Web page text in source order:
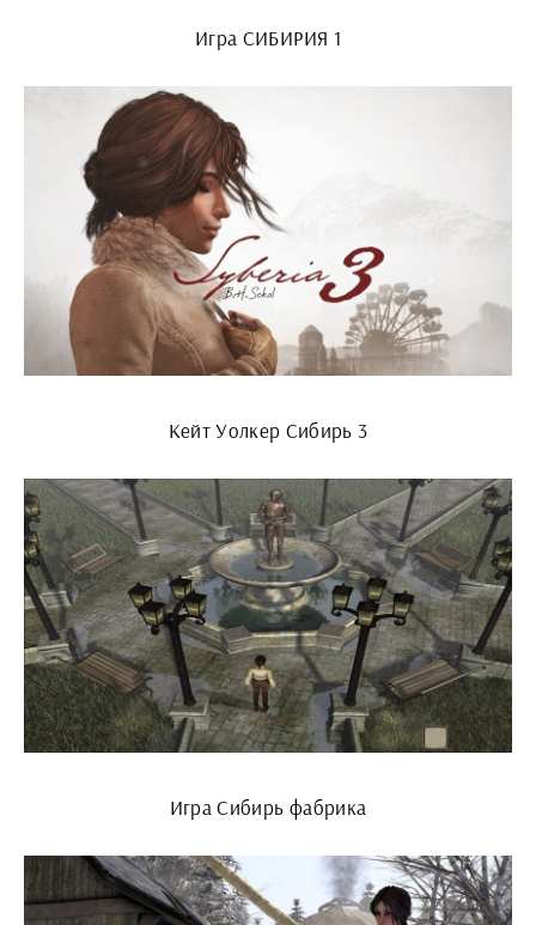
Игра СИБИРИЯ 1
Кейт Уолкер Сибирь 3
Игра Сибирь фабрика